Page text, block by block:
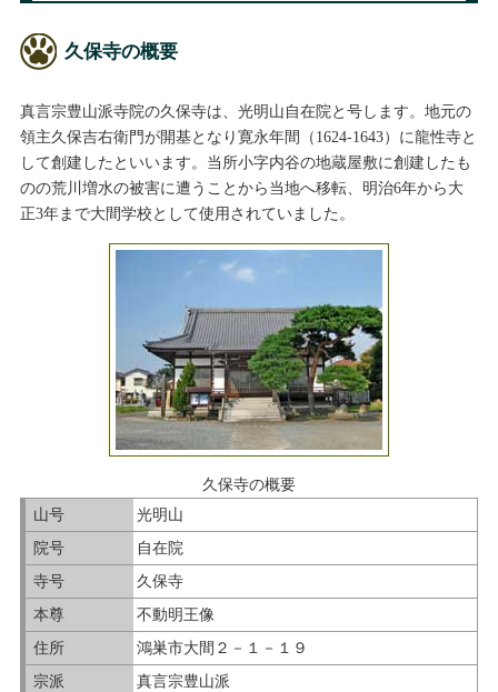
久保寺の概要
真言宗豊山派寺院の久保寺は、光明山自在院と号します。地元の
領主久保吉右衛門が開基となり寛永年間（1624-1643）に龍性寺と
して創建したといいます。当所小字内谷の地蔵屋敷に創建したも
のの荒川増水の被害に遭うことから当地へ移転、明治6年から大
正3年まで大間学校として使用されていました。
久保寺の概要
山号
光明山
院号
自在院
寺号
久保寺
本尊
不動明王像
住所
鴻巣市大間２－１－１９
宗派
真言宗豊山派